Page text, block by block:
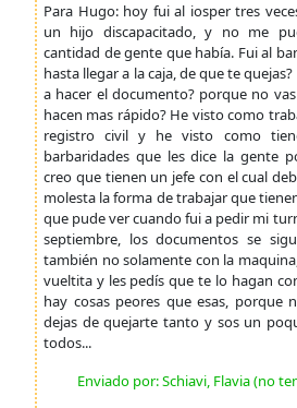
Para Hugo: hoy fui al iosper tres
un hijo discapacitado, y no me
cantidad de gente que había. Fui al
hasta llegar a la caja, de que te
a hacer el documento? porque no
hacen mas rápido? He visto como
registro civil y he visto como
barbaridades que les dice la gente
creo que tienen un jefe con el cual
molesta la forma de trabajar que
que pude ver cuando fui a pedir mi
septiembre, los documentos se
también no solamente con la
vueltita y les pedís que te lo hagan
hay cosas peores que esas, porque
dejas de quejarte tanto y sos un
todos...
Enviado por: Schiavi, Flavia (no